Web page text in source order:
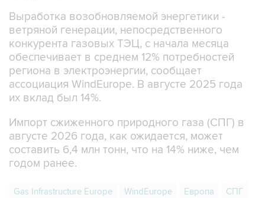
Выработка возобновляемой энергетики -
ветряной генерации, непосредственного
конкурента газовых ТЭЦ, с начала месяца
обеспечивает в среднем 12% потребностей
региона в электроэнергии, сообщает
ассоциация WindEurope. В августе 2025 года
их вклад был 14%.
Импорт сжиженного природного газа (СПГ) в
августе 2026 года, как ожидается, может
составить 6,4 млн тонн, что на 14% ниже, чем
годом ранее.
Gas Infrastructure Europe WindEurope Европа СПГ